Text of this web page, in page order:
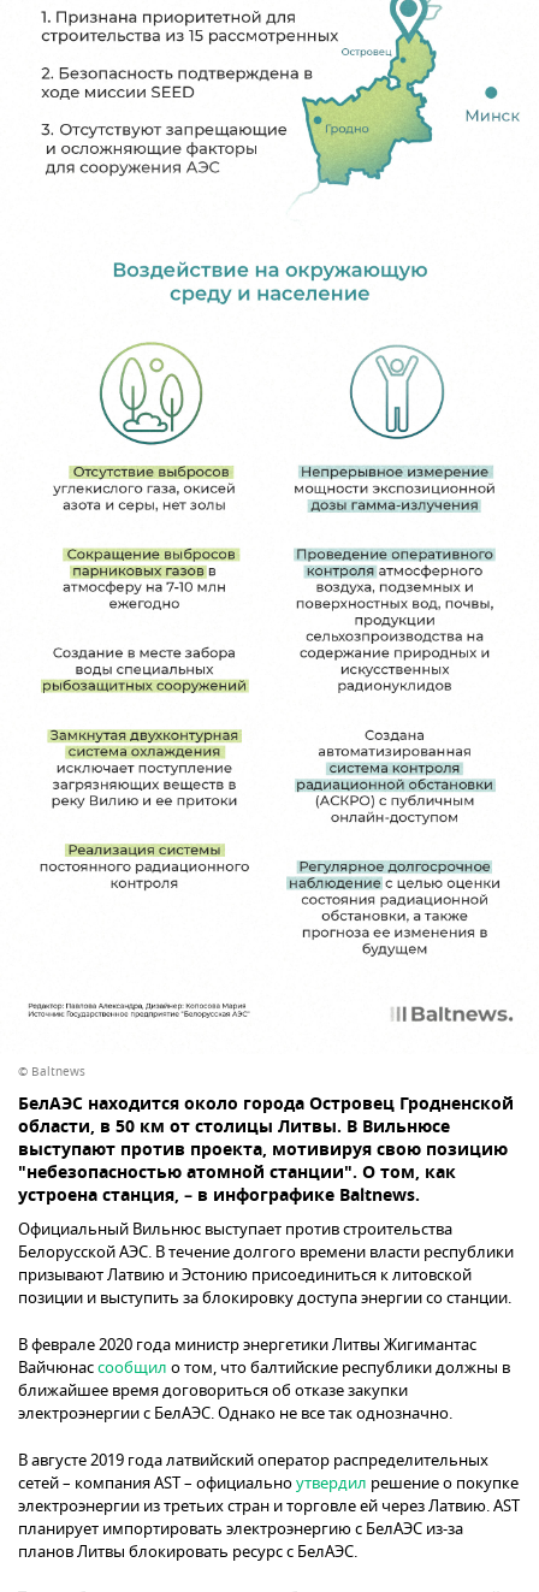
© Baltnews
БелАЭС находится около города Островец Гродненской
области, в 50 км от столицы Литвы. В Вильнюсе
выступают против проекта, мотивируя свою позицию
"небезопасностью атомной станции". О том, как
устроена станция, – в инфографике Baltnews.
Официальный Вильнюс выступает против строительства
Белорусской АЭС. В течение долгого времени власти республики
призывают Латвию и Эстонию присоединиться к литовской
позиции и выступить за блокировку доступа энергии со станции.
В феврале 2020 года министр энергетики Литвы Жигимантас
Вайчюнассообщил о том, что балтийские республики должны в
ближайшее время договориться об отказе закупки
электроэнергии с БелАЭС. Однако не все так однозначно.
В августе 2019 года латвийский оператор распределительных
сетей – компания AST – официальноутвердил решение о покупке
электроэнергии из третьих стран и торговле ей через Латвию. AST
планирует импортировать электроэнергию с БелАЭС из-за
планов Литвы блокировать ресурс с БелАЭС.